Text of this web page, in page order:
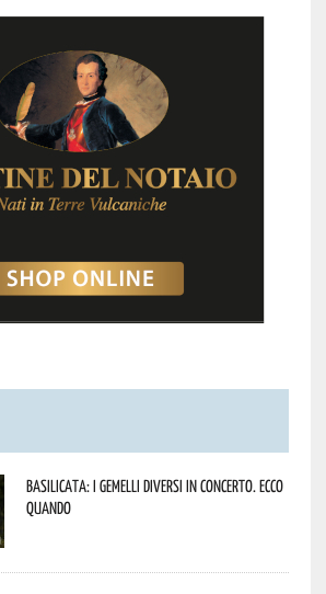
Basilicata: i Gemelli DiVersi in concerto. Ecco
quando